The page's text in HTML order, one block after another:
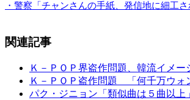
・警察「チャンさんの手紙、発信地に細工さ
関連記事
Ｋ－ＰＯＰ界盗作問題、韓流イメー
Ｋ－ＰＯＰ盗作問題 「何千万ウォ
パク・ジニョン「類似曲は５曲以上